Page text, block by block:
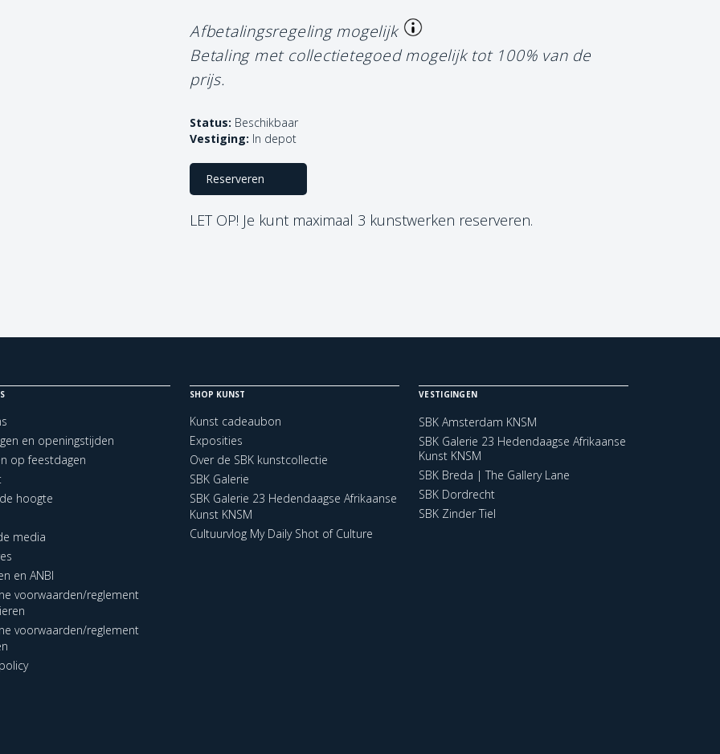
Afbetalingsregeling mogelijk
Betaling met collectietegoed mogelijk tot 100% van de
prijs.
Status: Beschikbaar
Vestiging: In depot
Reserveren
LET OP! Je kunt maximaal 3 kunstwerken reserveren.
en openingstijden
op feestdagen
hoogte
media
en ANBI
voorwaarden/reglement
voorwaarden/reglement
SHOP KUNST
Kunst cadeaubon
Exposities
Over de SBK kunstcollectie
SBK Galerie
SBK Galerie 23 Hedendaagse Afrikaanse
Kunst KNSM
Cultuurvlog My Daily Shot of Culture
VESTIGINGEN
SBK Amsterdam KNSM
SBK Galerie 23 Hedendaagse Afrikaanse
Kunst KNSM
SBK Breda | The Gallery Lane
SBK Dordrecht
SBK Zinder Tiel